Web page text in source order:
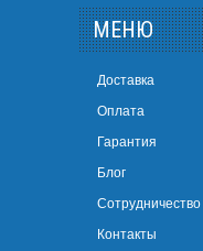
МЕНЮ
Доставка
Оплата
Гарантия
Блог
Сотрудничество
Контакты